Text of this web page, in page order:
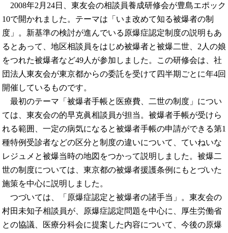
2008年2月24日、東友会の相談員養成研修会が豊島エポック
10で開かれました。テーマは「いま改めて知る被爆者の制
度」。新基準の検討が進んでいる原爆症認定制度の説明もあ
るとあって、地区相談員をはじめ被爆者と被爆二世、2人の娘
をつれた被爆者など49人が参加しました。この研修会は、社
団法人東友会が東京都からの委託を受けて四半期ごとに年4回
開催しているものです。
最初のテーマ「被爆者手帳と医療費、二世の制度」につい
ては、東友会の的早克眞相談員が担当。被爆者手帳が受けら
れる範囲、一定の病気になると被爆者手帳の申請ができる第1
種特例受診者などの区分と制度の違いについて、ていねいな
レジュメと被爆当時の地図をつかって説明しました。被爆二
世の制度については、東京都の被爆者援護条例にもとづいた
施策を中心に説明しました。
つづいては、「原爆症認定と被爆者の諸手当」。東友会の
村田未知子相談員が、原爆症認定問題を中心に、厚生労働省
との協議、医療分科会に提案した内容について、今後の原爆